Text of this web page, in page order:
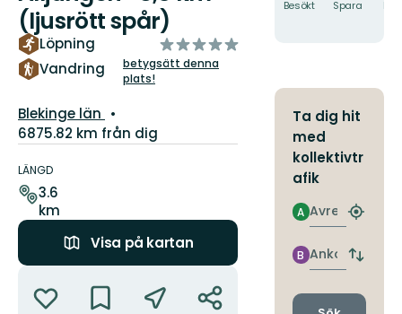
(ljusrött spår)
Löpning
Vandring
av
5
betygsätt denna
plats!
Län:
Blekinge län
6875.82 km från dig
om
leden
LÄNGD
3.6
km
Visa på kartan
Besökt Spara
Ta dig hit
med
kollektivtr
afik
Avresa
A
Hitta
Ankomst
B
Byt
och